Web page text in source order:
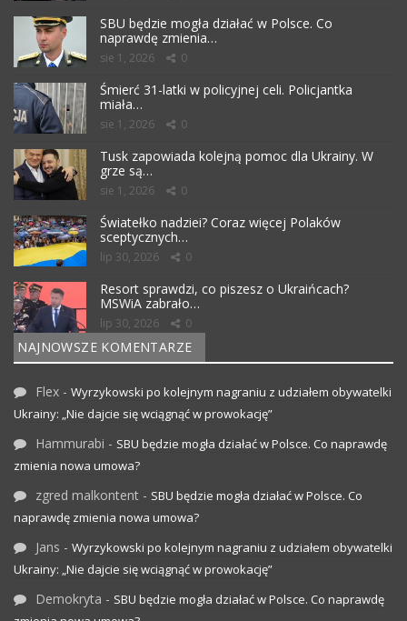
SBU będzie mogła działać w Polsce. Co
naprawdę zmienia…
sie 1, 2026 0
Śmierć 31-latki w policyjnej celi. Policjantka
miała…
sie 1, 2026 0
Tusk zapowiada kolejną pomoc dla Ukrainy. W
grze są…
sie 1, 2026 0
Światełko nadziei? Coraz więcej Polaków
sceptycznych…
lip 30, 2026 0
Resort sprawdzi, co piszesz o Ukraińcach?
MSWiA zabrało…
lip 30, 2026 0
NAJNOWSZE KOMENTARZE
Flex - Wyrzykowski po kolejnym nagraniu z udziałem obywatelki
Ukrainy: „Nie dajcie się wciągnąć w prowokację”
Hammurabi - SBU będzie mogła działać w Polsce. Co naprawdę
zmienia nowa umowa?
zgred malkontent - SBU będzie mogła działać w Polsce. Co
naprawdę zmienia nowa umowa?
Jans - Wyrzykowski po kolejnym nagraniu z udziałem obywatelki
Ukrainy: „Nie dajcie się wciągnąć w prowokację”
Demokryta - SBU będzie mogła działać w Polsce. Co naprawdę